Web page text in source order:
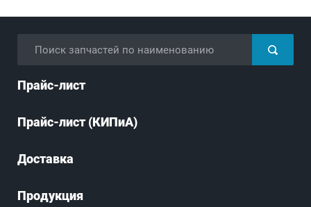
Прайс-лист
Прайс-лист (КИПиА)
Доставка
Продукция